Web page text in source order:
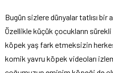
Bugün sizlere dünyalar tatlısı
Özellikle küçük çocukların
köpek yaş fark etmeksizin
komik yavru köpek videoları